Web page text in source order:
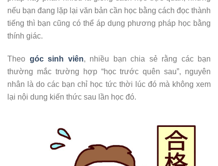
nếu bạn đang lặp lại văn bản cần học bằng cách đọc thành
tiếng thì bạn cũng có thể áp dụng phương pháp học bằng
thính giác.
Theo góc sinh viên, nhiều bạn chia sẻ rằng các bạn
thường mắc trường hợp “học trước quên sau”, nguyên
nhân là do các bạn chỉ học tức thời lúc đó mà không xem
lại nội dung kiến thức sau lần học đó.